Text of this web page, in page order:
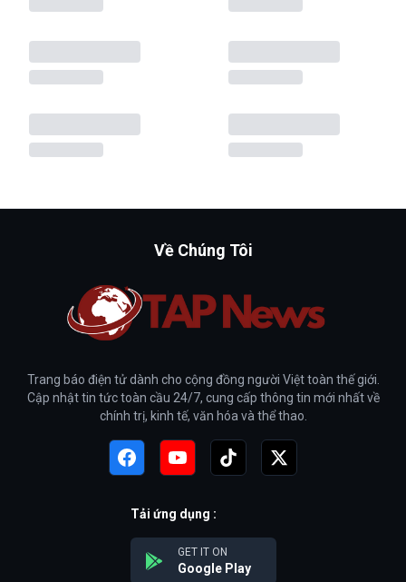
Về Chúng Tôi
Trang báo điện tử dành cho cộng đồng người Việt toàn thế giới.
Cập nhật tin tức toàn cầu 24/7, cung cấp thông tin mới nhất về
chính trị, kinh tế, văn hóa và thể thao.
Tải ứng dụng :
GET IT ON
Google Play